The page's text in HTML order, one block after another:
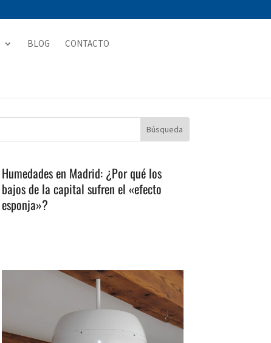
BLOG CONTACTO
Humedades en Madrid: ¿Por qué los
bajos de la capital sufren el «efecto
esponja»?